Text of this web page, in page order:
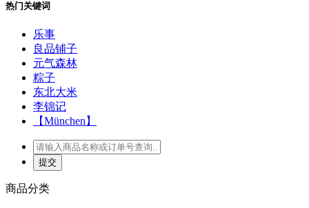
热门关键词
乐事
良品铺子
元气森林
粽子
东北大米
李锦记
【München】
商品分类